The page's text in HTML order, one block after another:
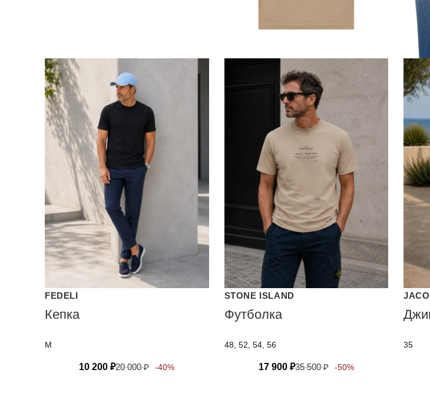
FEDELI
Кепка
M
10 200₽20 000₽ -40%
STONE ISLAND
Футболка
48, 52, 54, 56
17 900 ₽35 500₽ -50%
35